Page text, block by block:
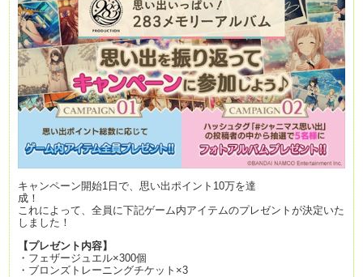
キャンペーン開始1日で、思い出ポイント10万を達
成！
これによって、全員に下記ゲーム内アイテムのプレゼントが決定いた
しました！
【プレゼント内容】
・フェザージュエル×300個
・ブロンズトレーニングチケット×3